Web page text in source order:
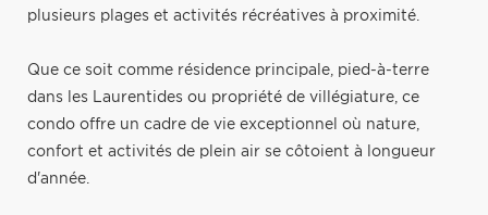
plusieurs plages et activités récréatives à proximité.
Que ce soit comme résidence principale, pied-à-terre
dans les Laurentides ou propriété de villégiature, ce
condo offre un cadre de vie exceptionnel où nature,
confort et activités de plein air se côtoient à longueur
d'année.